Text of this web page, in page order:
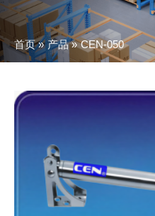
首页 产品 CEN-050